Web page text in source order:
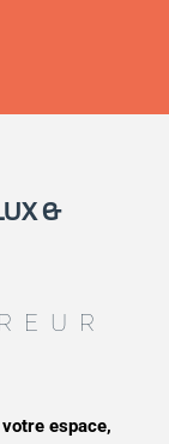
&
espace,